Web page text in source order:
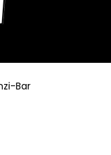
Bar